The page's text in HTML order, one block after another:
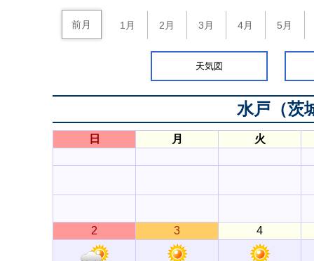
前月 1月 2月 3月 4月 5月
天気図
水戸（茨
日 月 火
2 3 4